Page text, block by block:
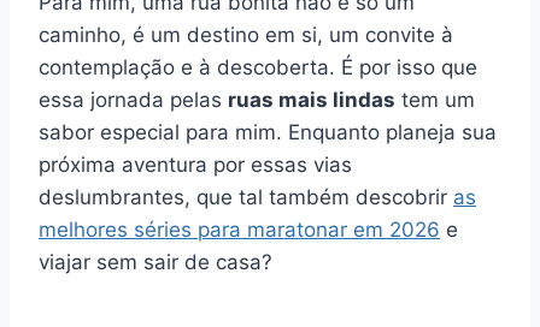
caminho, é um destino em si, um convite à
contemplação e à descoberta. É por isso que
essa jornada pelas ruas mais lindas tem um
sabor especial para mim. Enquanto planeja sua
próxima aventura por essas vias
deslumbrantes, que tal também descobrir as
melhores séries para maratonar em 2026 e
viajar sem sair de casa?